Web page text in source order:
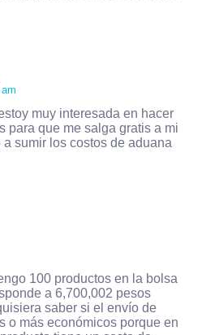
muy interesada en hacer
para que me salga gratis a mi
sumir los costos de aduana
100 productos en la bolsa
a 6,700,002 pesos
saber si el envío de
o más económicos porque en